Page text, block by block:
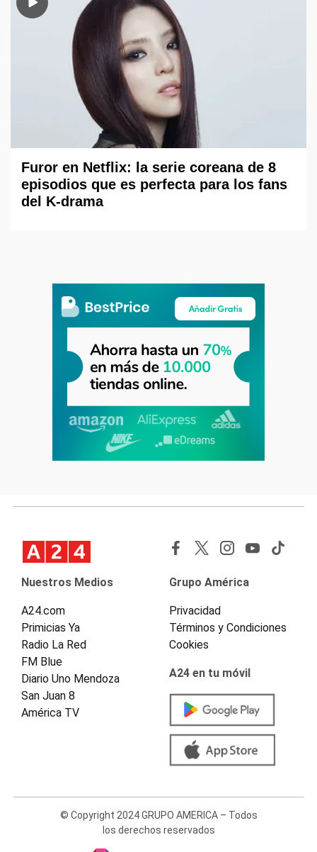
Furor en Netflix: la serie coreana de 8
episodios que es perfecta para los fans
del K-drama
Nuestros Medios
A24.com
Primicias Ya
Radio La Red
FM Blue
Diario Uno Mendoza
San Juan 8
América TV
Grupo América
Privacidad
Términos y Condiciones
Cookies
A24 en tu móvil
© Copyright 2024 GRUPO AMERICA – Todos
los derechos reservados